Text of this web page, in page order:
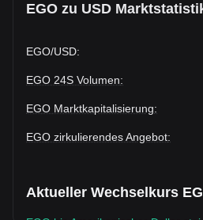
EGO zu USD
EGO/USD:
EGO 24S Volumen:
EGO Marktkapitalisierung:
EGO zirkulierendes Angebot:
Aktueller Wechselkurs